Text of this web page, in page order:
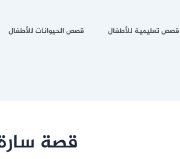
قصص تعليمية للأطفال قصص الحيوانات للأطفال
قصة